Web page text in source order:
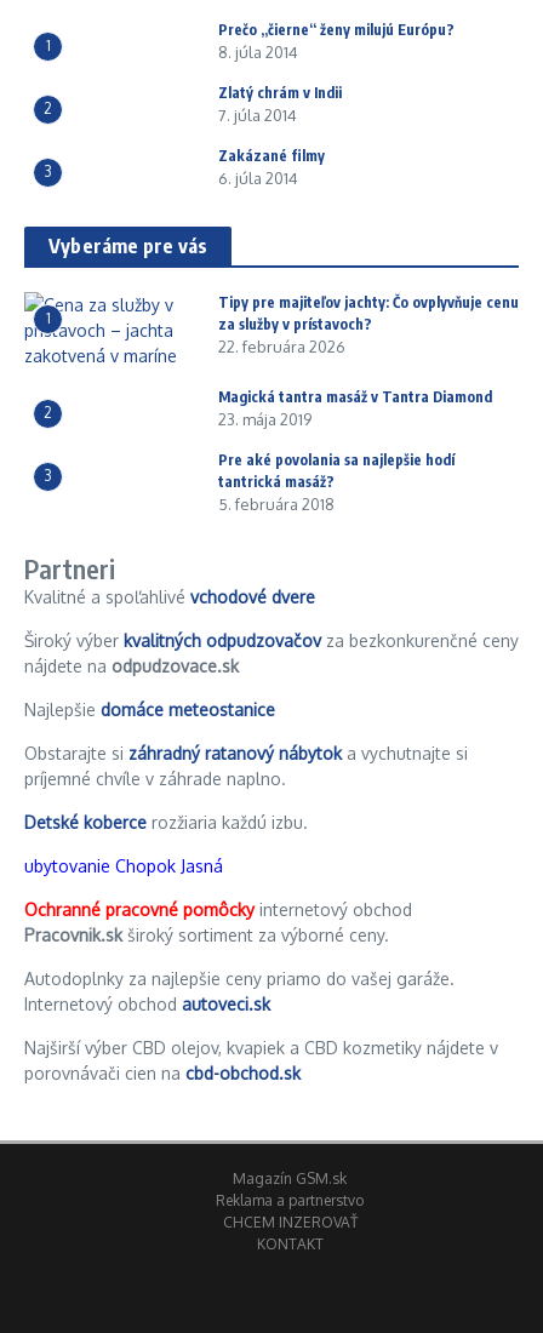
1
Prečo „čierne“ ženy milujú Európu?
8. júla 2014
2
Zlatý chrám v Indii
7. júla 2014
3
Zakázané filmy
6. júla 2014
Vyberáme pre vás
1
Tipy pre majiteľov jachty: Čo ovplyvňuje cenu
za služby v prístavoch?
22. februára 2026
2
Magická tantra masáž v Tantra Diamond
23. mája 2019
3
Pre aké povolania sa najlepšie hodí
tantrická masáž?
5. februára 2018
Partneri
Kvalitné a spoľahlivé vchodové dvere
Široký výber kvalitných odpudzovačovza bezkonkurenčné ceny
nájdete na odpudzovace.sk
Najlepšie domáce meteostanice
Obstarajte si záhradný ratanový nábytoka vychutnajte si
príjemné chvíle v záhrade naplno.
Detské koberce rozžiaria každú izbu.
ubytovanie Chopok Jasná
Ochranné pracovné pomôckyinternetový obchod
Pracovnik.skširoký sortiment za výborné ceny.
Autodoplnky za najlepšie ceny priamo do vašej garáže.
Internetový obchod autoveci.sk
Najširší výber CBD olejov, kvapiek a CBD kozmetiky nájdete v
porovnávači cien na cbd-obchod.sk
Magazín GSM.sk
Reklama a partnerstvo
CHCEM INZEROVAŤ
KONTAKT